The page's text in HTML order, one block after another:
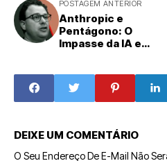
POSTAGEM ANTERIOR
Anthropic e
Pentágono: O
Impasse da IA em
Massa
DEIXE UM COMENTÁRIO
O Seu Endereço De E-Mail Não